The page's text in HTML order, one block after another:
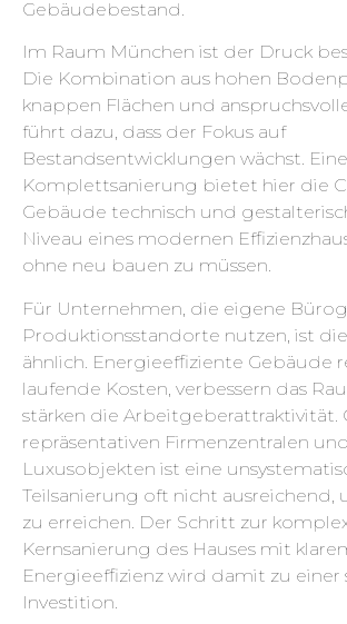
Gebäudebestand.
Im Raum München ist der Druck
Die Kombination aus hohen
knappen Flächen und
führt dazu, dass der Fokus auf
Bestandsentwicklungen wächst.
Komplettsanierung bietet hier die
Gebäude technisch und
Niveau eines modernen
ohne neu bauen zu müssen.
Für Unternehmen, die eigene
Produktionsstandorte nutzen, ist
ähnlich. Energieeffiziente Gebäude
laufende Kosten, verbessern das
stärken die Arbeitgeberattraktivität.
repräsentativen Firmenzentralen und
Luxusobjekten ist eine
Teilsanierung oft nicht ausreichend,
zu erreichen. Der Schritt zur
Kernsanierung des Hauses mit
Energieeffizienz wird damit zu einer
Investition.